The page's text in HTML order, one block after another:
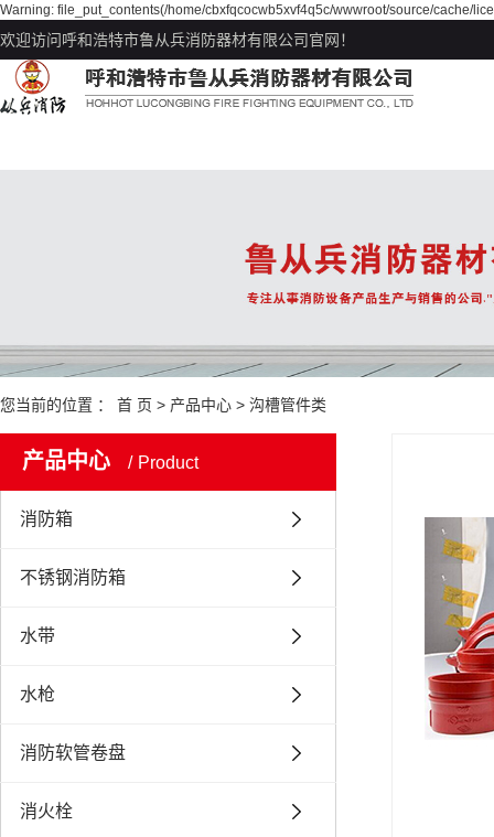
Warning: file_put_contents(/home/cbxfqcocwb5xvf4q5c/wwwroot/source/cache/
欢迎访问呼和浩特市鲁从兵消防器材有限公司官网！
您当前的位置 ： 首 页 > 产品中心 > 沟槽管件类
产品中心 Product
消防箱
不锈钢消防箱
水带
水枪
消防软管卷盘
消火栓